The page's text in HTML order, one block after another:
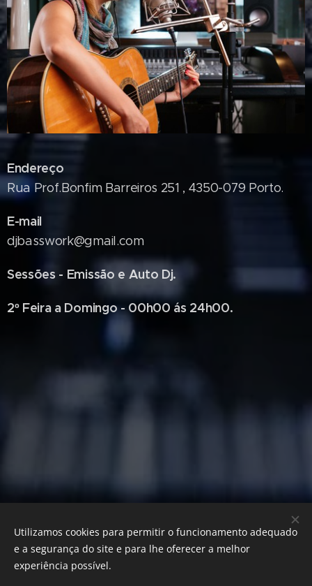
Endereço
Rua Prof.Bonfim Barreiros 251 , 4350-079 Porto.
E-mail
djbasswork@gmail.com
Sessões - Emissão e Auto Dj.
2º Feira a Domingo - 00h00 ás 24h00.
Utilizamos cookies para permitir o funcionamento adequado
e a segurança do site e para lhe oferecer a melhor
experiência possível.